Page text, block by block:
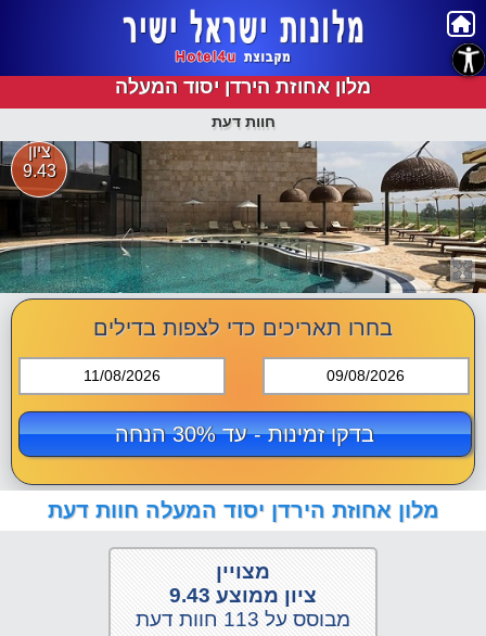
מלון אחוזת הירדן יסוד המעלה
חוות דעת
ציון
9.43
בחרו תאריכים כדי לצפות בדילים
11/08/2026 09/08/2026
בדקו זמינות - עד 30% הנחה
מלון אחוזת הירדן יסוד המעלה חוות דעת
מצויין
ציון ממוצע 9.43
מבוסס על 113 חוות דעת
נגישות